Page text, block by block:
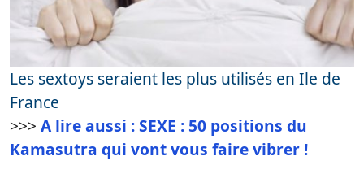
Les sextoys seraient les plus utilisés en Ile de
France
>>> A lire aussi : SEXE : 50 positions du
Kamasutra qui vont vous faire vibrer !